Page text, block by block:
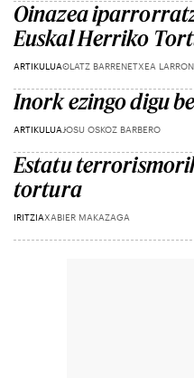
Oinazea
Euskal Herriko
ARTIKULUAOLATZ BARRENETXEA
Inork ezingo digu
ARTIKULUA JOSU OSKOZ BARBERO
Estatu
tortura
IRITZIAXABIER MAKAZAGA